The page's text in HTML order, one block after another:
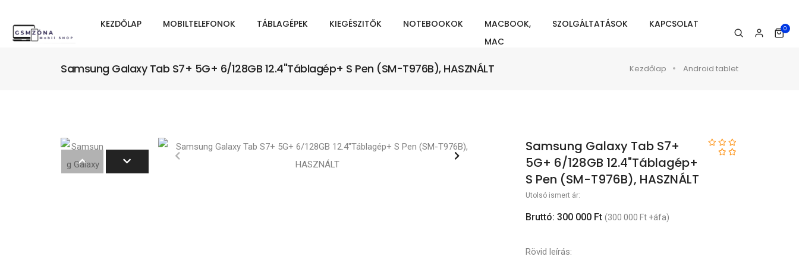
KEZDŐLAP MOBILTELEFONOK TÁBLAGÉPEK KIEGÉSZITŐK NOTEBOOKOK
MACBOOK,
MAC
SZOLGÁLTATÁSOK KAPCSOLAT 0
Samsung Galaxy Tab S7+ 5G+ 6/128GB 12.4"Táblagép+ S Pen (SM-T976B), HASZNÁLT Kezdőlap Android tablet
Samsung Galaxy Tab S7+
5G+ 6/128GB 12.4"Táblagép+
S Pen (SM-T976B), HASZNÁLT
Utolsó ismert ár:
Bruttó: 300 000 Ft (300 000 Ft +áfa)
Rövid leírás: